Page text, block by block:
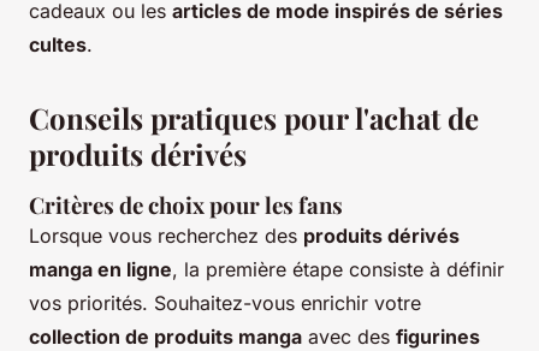
cadeaux ou les articles de mode inspirés de séries
cultes.
Conseils pratiques pour l'achat de
produits dérivés
Critères de choix pour les fans
Lorsque vous recherchez des produits dérivés
manga en ligne, la première étape consiste à définir
vos priorités. Souhaitez-vous enrichir votre
collection de produits manga avec des figurines